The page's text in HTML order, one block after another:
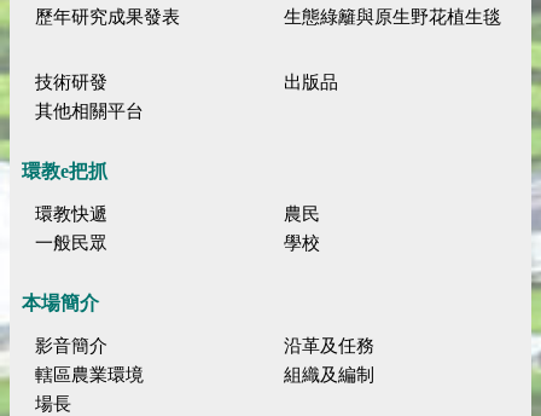
歷年研究成果發表
生態綠籬與原生野花植生毯
技術研發
出版品
其他相關平台
環教e把抓
環教快遞
農民
一般民眾
學校
本場簡介
影音簡介
沿革及任務
轄區農業環境
組織及編制
場長